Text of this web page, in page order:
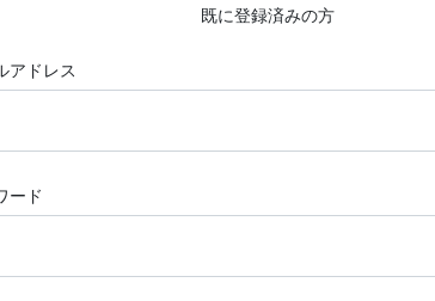
既に登録済みの方
アドレス
ード